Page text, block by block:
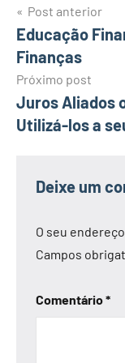
Navegação
de
Post
Post anterior
Educação
Finanças
Próximo post
Juros Aliados
Utilizá-los a
Deixe um
O seu
Campos
Comentário*